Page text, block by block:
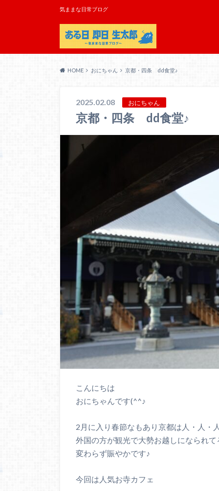
気ままな日常ブログ
HOME おにちゃん 京都・四条 dd食堂♪
2025.02.08 おにちゃん
京都・四条 dd食堂♪
こんにちは
おにちゃんです(^^♪
2月に入り春節なもあり京都は人・人・
外国の方が観光で大勢お越しになられて
変わらず賑やかです♪
今回は人気お寺カフェ